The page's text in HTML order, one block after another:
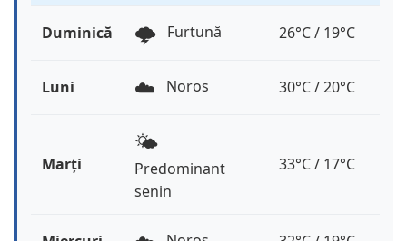
Duminică 🌩️ Furtună 26°C / 19°C
Luni ☁️ Noros 30°C / 20°C
Marți
🌤️
Predominant
senin
33°C / 17°C